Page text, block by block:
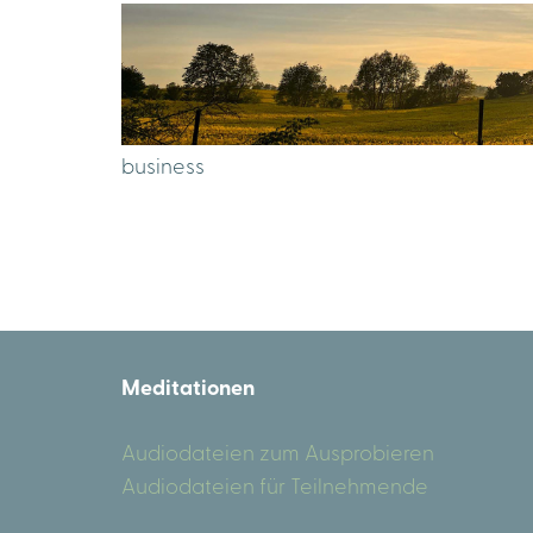
business
Meditationen
Audiodateien zum Ausprobieren
Audiodateien für Teilnehmende